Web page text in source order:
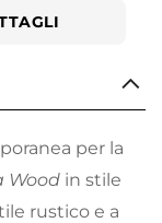
per la
Wood in stile
rustico e a